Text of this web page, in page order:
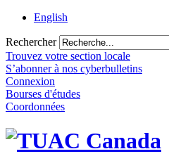
English
Rechercher
Trouvez votre section locale
S’abonner à nos cyberbulletins
Connexion
Bourses d'études
Coordonnées